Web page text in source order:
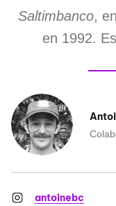
Saltimbanco,
en 1992.
antoinebc